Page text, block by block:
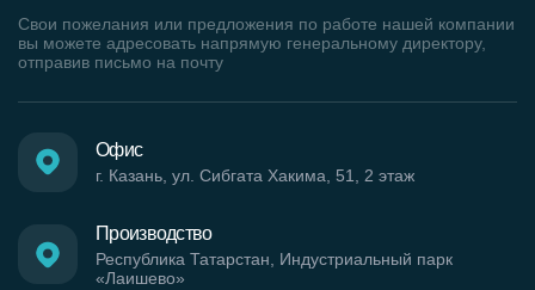
Производство
Республика Татарстан, Индустриальный парк
«Лаишево»
Офис
г. Казань, ул. Сибгата Хакима, 51, 2 этаж
Свои пожелания или предложения по работе нашей компании
вы можете адресовать напрямую генеральному директору,
отправив письмо на почту